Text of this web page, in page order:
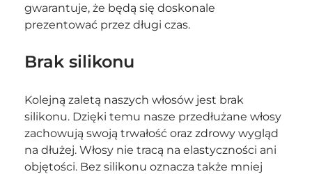
gwarantuje, że będą się doskonale
prezentować przez długi czas.
Brak silikonu
Kolejną zaletą naszych włosów jest brak
silikonu. Dzięki temu nasze przedłużane włosy
zachowują swoją trwałość oraz zdrowy wygląd
na dłużej. Włosy nie tracą na elastyczności ani
objętości. Bez silikonu oznacza także mniej